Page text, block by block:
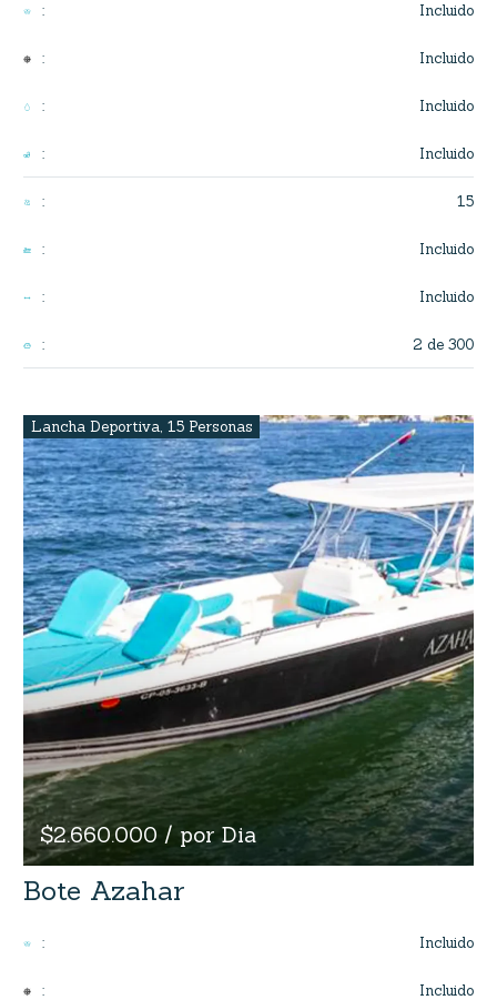
: Incluido
: Incluido
: Incluido
: Incluido
: 15
: Incluido
: Incluido
: 2 de 300
Lancha Deportiva, 15 Personas
$2.660.000 / por Dia
Bote Azahar
: Incluido
: Incluido